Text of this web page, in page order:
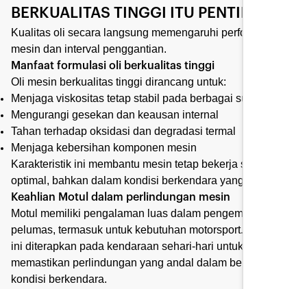
BERKUALITAS TINGGI ITU PENTING
Kualitas oli secara langsung memengaruhi performa
mesin dan interval penggantian.
Manfaat formulasi oli berkualitas tinggi
Oli mesin berkualitas tinggi dirancang untuk:
Menjaga viskositas tetap stabil pada berbagai suhu
Mengurangi gesekan dan keausan internal
Tahan terhadap oksidasi dan degradasi termal
Menjaga kebersihan komponen mesin
Karakteristik ini membantu mesin tetap bekerja secara
optimal, bahkan dalam kondisi berkendara yang berat.
Keahlian Motul dalam perlindungan mesin
Motul memiliki pengalaman luas dalam pengembangan
pelumas, termasuk untuk kebutuhan motorsport. Keahlian
ini diterapkan pada kendaraan sehari-hari untuk
memastikan perlindungan yang andal dalam berbagai
kondisi berkendara.